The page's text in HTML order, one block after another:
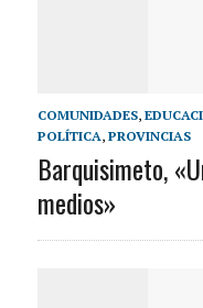
COMUNIDADES,
POLÍTICA, PROVINCIAS
Barquisimeto,
medios»